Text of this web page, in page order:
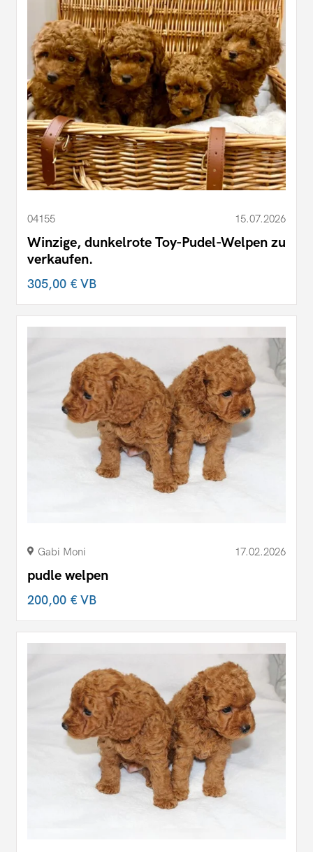
04155 15.07.2026
Winzige, dunkelrote Toy-Pudel-Welpen zu
verkaufen.
305,00 €VB
Gabi Moni 17.02.2026
pudle welpen
200,00 €VB